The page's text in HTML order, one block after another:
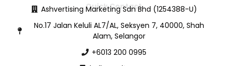
Ashvertising Marketing Sdn Bhd (1254388-U)
No.17 Jalan Keluli AL7/AL, Seksyen 7, 40000, Shah
Alam, Selangor
+6013 200 0995